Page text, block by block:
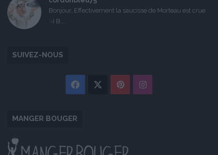
Bonjour, Effectivement la saucisse de Morteau est crue
:-) B...
SUIVEZ-NOUS
Facebook PinterestInstagram
MANGER BOUGER